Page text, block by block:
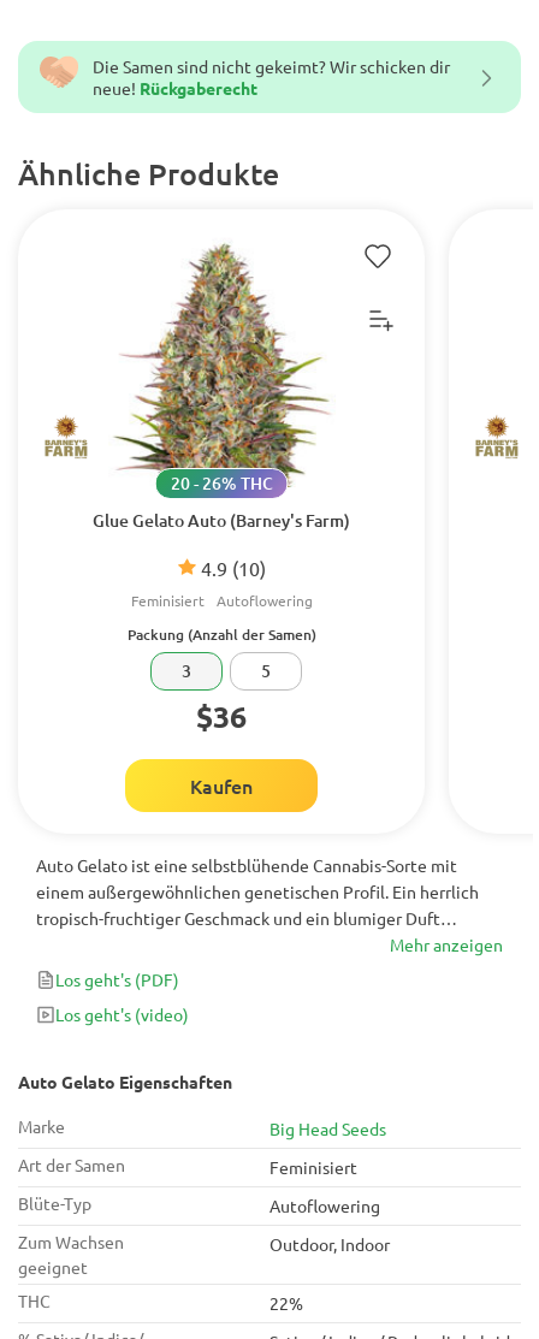
Die Samen sind nicht gekeimt? Wir schicken dir
neue! Rückgaberecht
Ähnliche Produkte
Glue Gelato Auto (Barney's Farm)
4.9 (10)
20 - 26% THC
Feminisiert Autoflowering
Packung (Anzahl der Samen)
3 5
$36
Kaufen
Auto Gelato ist eine selbstblühende Cannabis-Sorte mit
einem außergewöhnlichen genetischen Profil. Ein herrlich
tropisch-fruchtiger Geschmack und ein blumiger Duft
machen für die meisten Kenner eine unwiderstehliche
Geschmacksmischung. Es bietet auch ein starkes
psychedelisches und erhebendes Kopfhoch mit einem
beruhigenden Körperhoch - eine starke Mischung, die perfekt
Emotionen hervorzurufen.
Mehr anzeigen
Los geht's (PDF)
Los geht's (video)
Auto Gelato Eigenschaften
Marke
Big Head Seeds
Art der Samen
Feminisiert
Blüte-Typ
Autoflowering
Zum Wachsen
geeignet
Outdoor, Indoor
THC
22%